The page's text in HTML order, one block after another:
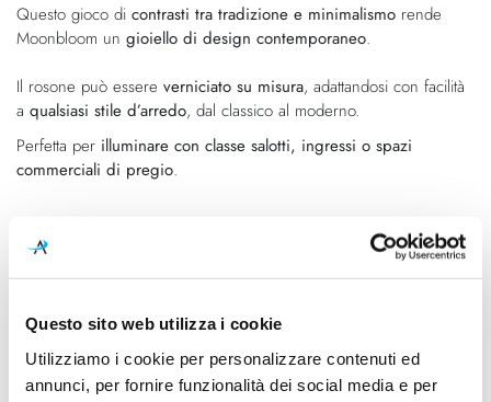
Questo sito web utilizza i cookie
Utilizziamo i cookie per personalizzare contenuti ed
annunci, per fornire funzionalità dei social media e per
Questo gioco di contrasti tra tradizione e minimalismo rende
Moonbloom un gioiello di design contemporaneo.
Il rosone può essere verniciato su misura, adattandosi con facilità
a qualsiasi stile d’arredo, dal classico al moderno.
Perfetta per illuminare con classe salotti, ingressi o spazi
commerciali di pregio.
Caratteristiche
SE2561B INT
Matteo Ugolini Design
Colore led
3000K
Dimensioni
Ø400mm - H. max 2090mm